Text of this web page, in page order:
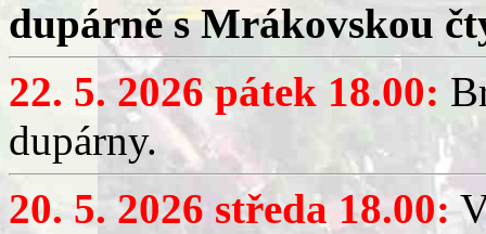
dupárně s Mrákovskou
22. 5. 2026 pátek 18.00:
dupárny.
20. 5. 2026 středa 18.00: